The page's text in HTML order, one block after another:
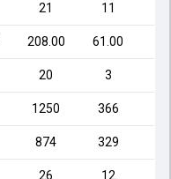
21 11
208.00 61.00
20 3
1250 366
874 329
26 12